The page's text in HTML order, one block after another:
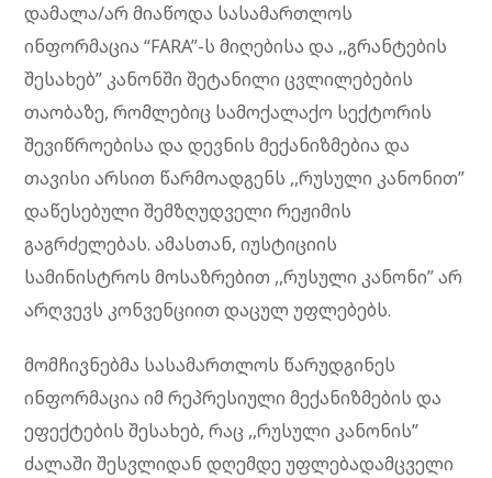
დამალა/არ მიაწოდა სასამართლოს
ინფორმაცია “FARA”-ს მიღებისა და ,,გრანტების
შესახებ” კანონში შეტანილი ცვლილებების
თაობაზე, რომლებიც სამოქალაქო სექტორის
შევიწროებისა და დევნის მექანიზმებია და
თავისი არსით წარმოადგენს ,,რუსული კანონით”
დაწესებული შემზღუდველი რეჟიმის
გაგრძელებას. ამასთან, იუსტიციის
სამინისტროს მოსაზრებით ,,რუსული კანონი” არ
არღვევს კონვენციით დაცულ უფლებებს.
მომჩივნებმა სასამართლოს წარუდგინეს
ინფორმაცია იმ რეპრესიული მექანიზმების და
ეფექტების შესახებ, რაც ,,რუსული კანონის”
ძალაში შესვლიდან დღემდე უფლებადამცველი